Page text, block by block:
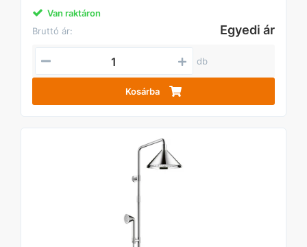
Van raktáron
Bruttó ár:
Egyedi ár
db
Kosárba